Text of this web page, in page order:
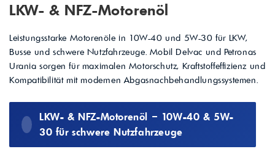
LKW- & NFZ-Motorenöl
Leistungsstarke Motorenöle in 10W-40 und 5W-30 für LKW,
Busse und schwere Nutzfahrzeuge. Mobil Delvac und Petronas
Urania sorgen für maximalen Motorschutz, Kraftstoffeffizienz und
Kompatibilität mit modernen Abgasnachbehandlungssystemen.
LKW- & NFZ-Motorenöl – 10W-40 & 5W-
30 für schwere Nutzfahrzeuge